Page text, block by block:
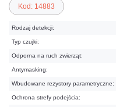
Kod: 14883
Rodzaj detekcji:
Typ czujki:
Odporna na ruch zwierząt:
Antymasking:
Wbudowane rezystory parametryczne:
Ochrona strefy podejścia: